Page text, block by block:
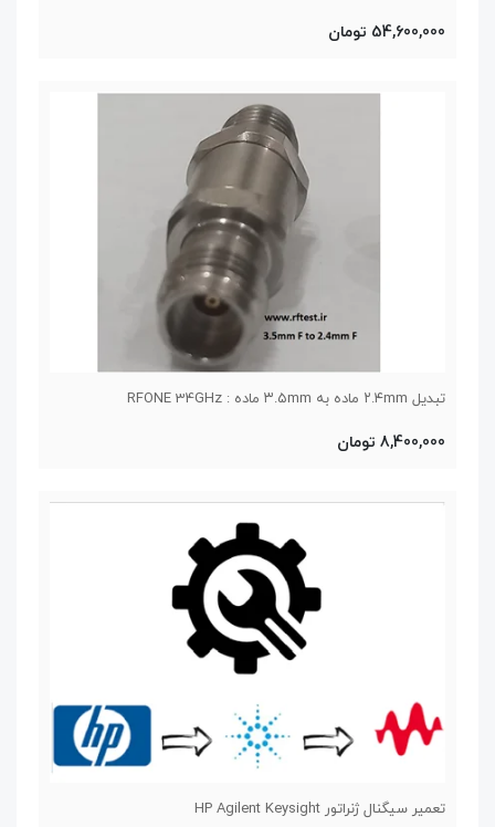
54,600,000 تومان
تبدیل ۲.۴mm ماده به ۳.۵mm ماده : RFONE 34GHz
8,400,000 تومان
تعمیر سیگنال ژنراتور HP Agilent Keysight